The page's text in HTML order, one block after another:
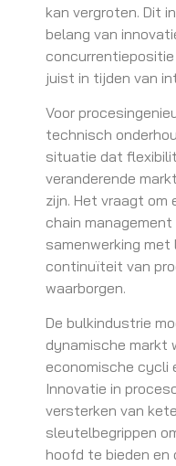
kan vergroten. Dit
belang van
concurrentiepositie
juist in tijden van
Voor
technisch
situatie dat
veranderende
zijn. Het vraagt om
chain
samenwerking
continuïteit van
waarborgen.
De bulkindustrie
dynamische markt
economische cycli
Innovatie in
versterken van
sleutelbegrippen
hoofd te bieden